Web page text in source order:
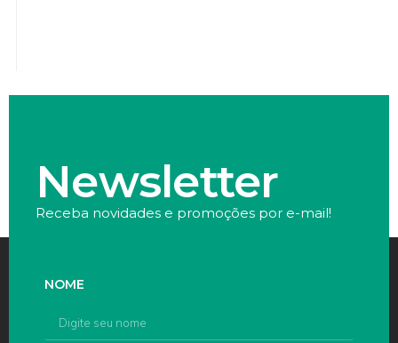
Newsletter
Receba novidades e promoções por e-mail!
NOME